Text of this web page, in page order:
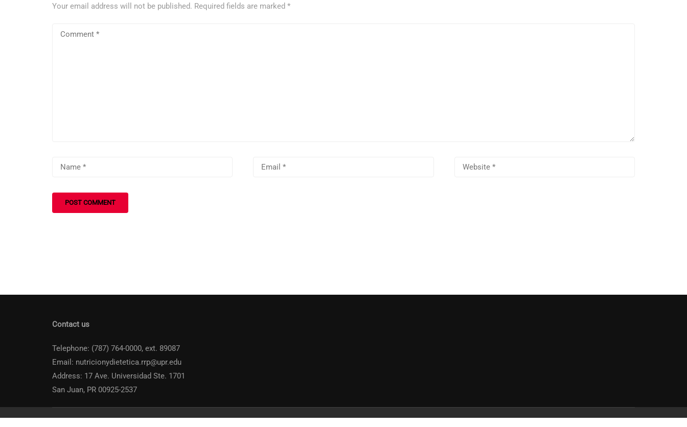
Your email address will not be published. Required fields are marked *
Contact us
Telephone: (787) 764-0000, ext. 89087
Email: nutricionydietetica.rrp@upr.edu
Address: 17 Ave. Universidad Ste. 1701
San Juan, PR 00925-2537